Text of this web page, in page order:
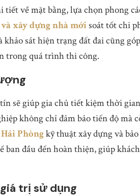
tiết về mặt bằng, lựa chọn phong
xây dựng nhà mớisoát tốt chi
khảo sát hiện trạng đất đai cũng
trong quá trình thi công.
sẽ giúp gia chủ tiết kiệm thời
không chỉ đảm bảo tiến độ mà
Phòngkỹ thuật xây dựng và
đầu đến hoàn thiện, giúp
trị sử dụng